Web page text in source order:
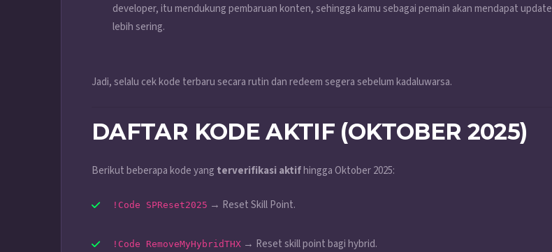
developer, itu mendukung pembaruan konten, sehingga kamu sebagai pemain akan mendapat update
lebih sering.
Jadi, selalu cek kode terbaru secara rutin dan redeem segera sebelum kadaluwarsa.
DAFTAR KODE AKTIF (OKTOBER 2025)
Berikut beberapa kode yang terverifikasi aktifhingga Oktober 2025:
!Code SPReset2025 → Reset Skill Point.
!Code RemoveMyHybridTHX → Reset skill point bagi hybrid.